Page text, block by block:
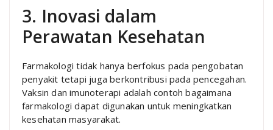
3. Inovasi dalam
Perawatan Kesehatan
Farmakologi tidak hanya berfokus pada pengobatan
penyakit tetapi juga berkontribusi pada pencegahan.
Vaksin dan imunoterapi adalah contoh bagaimana
farmakologi dapat digunakan untuk meningkatkan
kesehatan masyarakat.